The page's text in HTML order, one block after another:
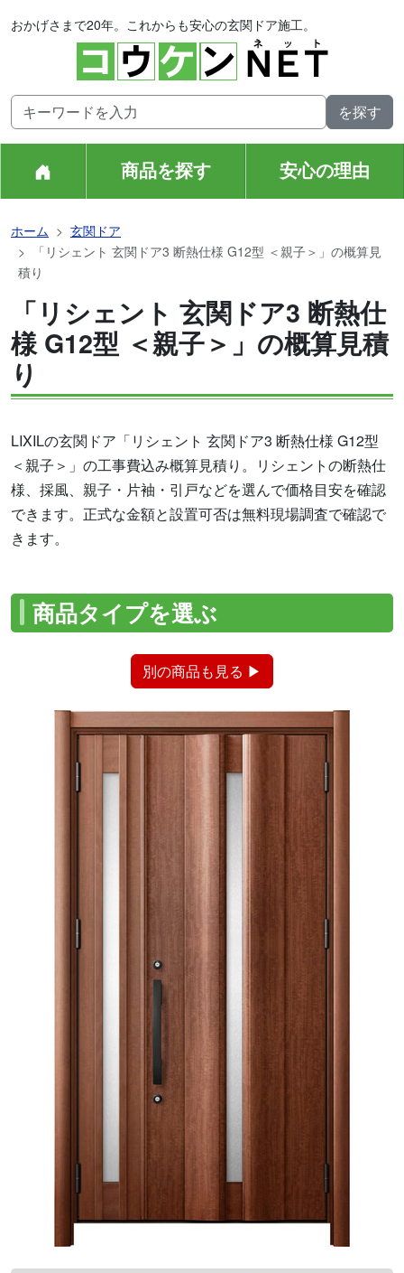
おかげさまで20年。これからも安心の玄関ドア施工。
商品を探す 安心の理由
ホーム
玄関ドア
「リシェント 玄関ドア3 断熱仕様 G12型 ＜親子＞」の概算見
積り
「リシェント 玄関ドア3 断熱仕
様 G12型 ＜親子＞」の概算見積
り
LIXILの玄関ドア「リシェント 玄関ドア3 断熱仕様 G12型
＜親子＞」の工事費込み概算見積り。リシェントの断熱仕
様、採風、親子・片袖・引戸などを選んで価格目安を確認
できます。正式な金額と設置可否は無料現場調査で確認で
きます。
商品タイプを選ぶ
別の商品も見る ▶